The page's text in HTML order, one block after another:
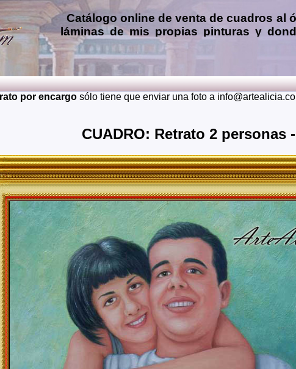
Catálogo online deventa de cuadros al
láminas de mis propias pinturas y
Encargar copias de pinturas de pintores
óleo, pastel, carboncillo
(presupuesto grátis y sin compromiso)
Envios a toda España: Alava, Albacete, Alicante,
Murcia, Navarra, Orense, Palencia, Las Palmas,
Soria, Tarragona, Teruel, Toledo, Valencia, Valladolid,
Japon, Alemania, Gran Bretaña, Francia, Argentina,
por encargo sólo tiene que enviar una foto a
CUADRO: Retrato 2 personas -